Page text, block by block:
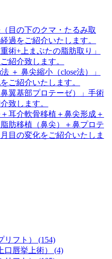
目の下のクマ・たるみ取
過をご紹介いたします。
術+上まぶたの脂肪取り」
紹介致します。
＋ 鼻尖縮小（close法）」
ご紹介いたします。
翼基部プロテーゼ）」手術
致します。
耳介軟骨移植＋鼻尖形成＋
肪移植（鼻尖）＋鼻プロテ
目の変化をご紹介いたしま
リフト） (154)
口唇挙上術） (4)